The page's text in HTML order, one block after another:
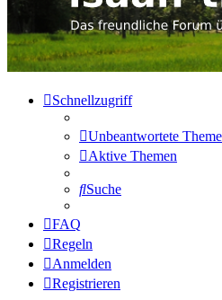
Schnellzugriff
Unbeantwortete
Aktive Themen
Suche
FAQ
Regeln
Anmelden
Registrieren